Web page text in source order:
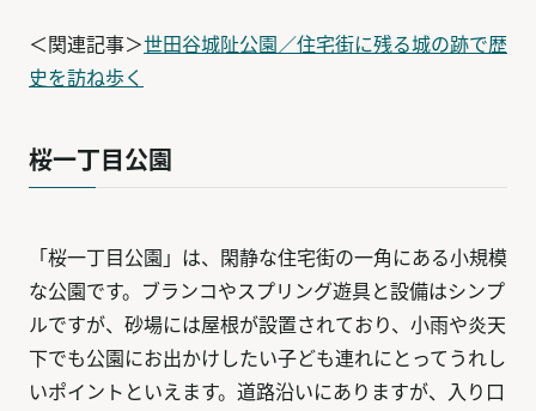
＜関連記事＞世田谷城阯公園／住宅街に残る城の跡で歴
史を訪ね歩く
桜一丁目公園
「桜一丁目公園」は、閑静な住宅街の一角にある小規模
な公園です。ブランコやスプリング遊具と設備はシンプ
ルですが、砂場には屋根が設置されており、小雨や炎天
下でも公園にお出かけしたい子ども連れにとってうれし
いポイントといえます。道路沿いにありますが、入り口